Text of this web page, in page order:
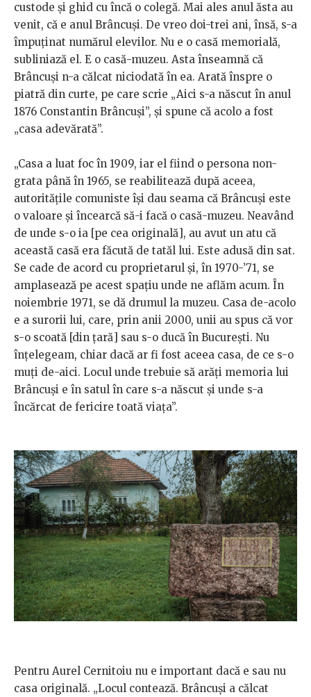
custode şi ghid cu încă o colegă. Mai ales anul ăsta au
venit, că e anul Brâncuși. De vreo doi-trei ani, însă, s-a
împuținat numărul elevilor. Nu e o casă memorială,
subliniază el. E o casă-muzeu. Asta înseamnă că
Brâncuşi n-a călcat niciodată în ea. Arată înspre o
piatră din curte, pe care scrie „Aici s-a născut în anul
1876 Constantin Brâncuşi”, şi spune că acolo a fost
„casa adevărată”.
„Casa a luat foc în 1909, iar el fiind o persona non-
grata până în 1965, se reabilitează după aceea,
autorităţile comuniste îşi dau seama că Brâncuşi este
o valoare şi încearcă să-i facă o casă-muzeu. Neavând
de unde s-o ia [pe cea originală], au avut un atu că
această casă era făcută de tatăl lui. Este adusă din sat.
Se cade de acord cu proprietarul şi, în 1970-’71, se
amplasează pe acest spaţiu unde ne aflăm acum. În
noiembrie 1971, se dă drumul la muzeu. Casa de-acolo
e a surorii lui, care, prin anii 2000, unii au spus că vor
s-o scoată [din ţară] sau s-o ducă în Bucureşti. Nu
înţelegeam, chiar dacă ar fi fost aceea casa, de ce s-o
muţi de-aici. Locul unde trebuie să arăţi memoria lui
Brâncuşi e în satul în care s-a născut şi unde s-a
încărcat de fericire toată viaţa”.
Pentru Aurel Cernitoiu nu e important dacă e sau nu
casa originală. „Locul contează. Brâncuşi a călcat